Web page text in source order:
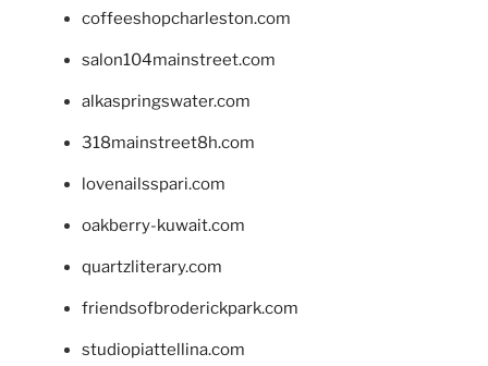
coffeeshopcharleston.com
salon104mainstreet.com
alkaspringswater.com
318mainstreet8h.com
lovenailsspari.com
oakberry-kuwait.com
quartzliterary.com
friendsofbroderickpark.com
studiopiattellina.com